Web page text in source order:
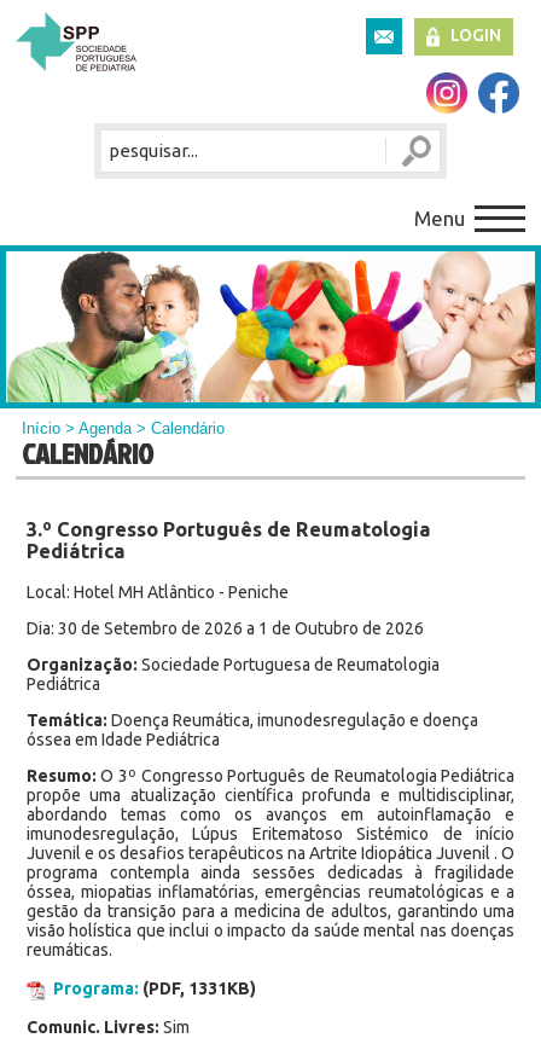
LOGIN
Menu
Início >Agenda> Calendário
CALENDÁRIO
3.º Congresso Português de Reumatologia
Pediátrica
Local: Hotel MH Atlântico - Peniche
Dia: 30 de Setembro de 2026 a 1 de Outubro de 2026
Organização: Sociedade Portuguesa de Reumatologia
Pediátrica
Temática: Doença Reumática, imunodesregulação e doença
óssea em Idade Pediátrica
Resumo: O 3º Congresso Português de Reumatologia Pediátrica
propõe uma atualização científica profunda e multidisciplinar,
abordando temas como os avanços em autoinflamação e
imunodesregulação, Lúpus Eritematoso Sistémico de início
Juvenil e os desafios terapêuticos na Artrite Idiopática Juvenil . O
programa contempla ainda sessões dedicadas à fragilidade
óssea, miopatias inflamatórias, emergências reumatológicas e a
gestão da transição para a medicina de adultos, garantindo uma
visão holística que inclui o impacto da saúde mental nas doenças
reumáticas.
Programa: (PDF, 1331KB)
Comunic. Livres: Sim